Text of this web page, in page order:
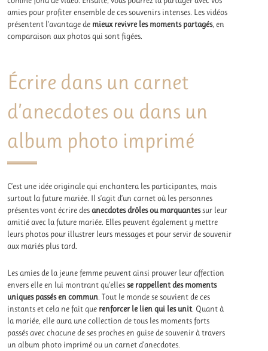
amies pour profiter ensemble de ces souvenirs intenses. Les vidéos
présentent l’avantage de mieux revivre les moments partagés, en
comparaison aux photos qui sont figées.
Écrire dans un carnet
d’anecdotes ou dans un
album photo imprimé
C’est une idée originale qui enchantera les participantes, mais
surtout la future mariée. Il s’agit d’un carnet où les personnes
présentes vont écrire desanecdotes drôles ou marquantessur leur
amitié avec la future mariée. Elles peuvent également y mettre
leurs photos pour illustrer leurs messages et pour servir de souvenir
aux mariés plus tard.
Les amies de la jeune femme peuvent ainsi prouver leur affection
envers elle en lui montrant qu’ellesse rappellent des moments
uniques passés en commun. Tout le monde se souvient de ces
instants et cela ne fait que renforcer le lien qui les unit. Quant à
la mariée, elle aura une collection de tous les moments forts
passés avec chacune de ses proches en guise de souvenir à travers
un album photo imprimé ou un carnet d’anecdotes.